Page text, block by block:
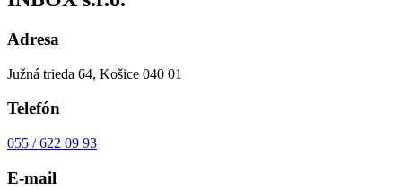
Adresa
Južná trieda 64, Košice 040 01
Telefón
055 / 622 09 93
E-mail